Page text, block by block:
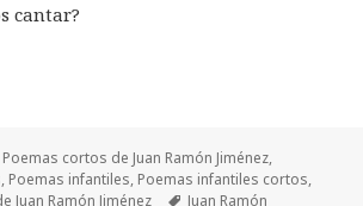
cantar?
Poemas cortos de Juan Ramón Jiménez,
, Poemas infantiles, Poemas infantiles cortos,
Juan Ramón Jiménez
Etiquetas
Juan Ramón